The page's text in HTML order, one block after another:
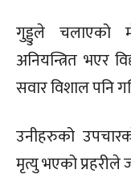
गुड्डुले चलाएको
अनियन्त्रित भएर
सवार विशाल पनि
उनीहरुको
मृत्यु भएको प्रहरीले